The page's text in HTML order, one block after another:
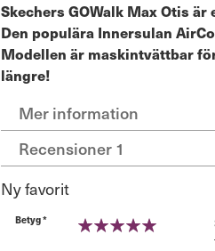
Skechers GOWalk Max Otis
Den populära Innersulan
Modellen är maskintvättbar
längre!
Mer information
Recensioner 1
Ny favorit
Betyg *